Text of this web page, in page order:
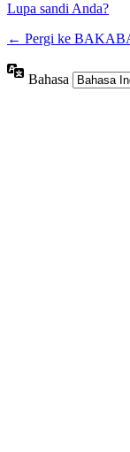
Lupa sandi Anda?
← Pergi ke
Bahasa